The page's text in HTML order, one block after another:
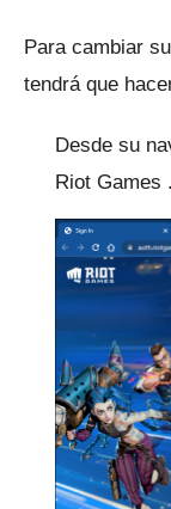
Para cambiar
tendrá que
Desde su
Riot Games .